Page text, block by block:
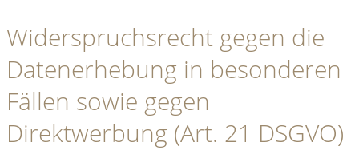
Widerspruchsrecht gegen die
Datenerhebung in besonderen
Fällen sowie gegen
Direktwerbung (Art. 21 DSGVO)